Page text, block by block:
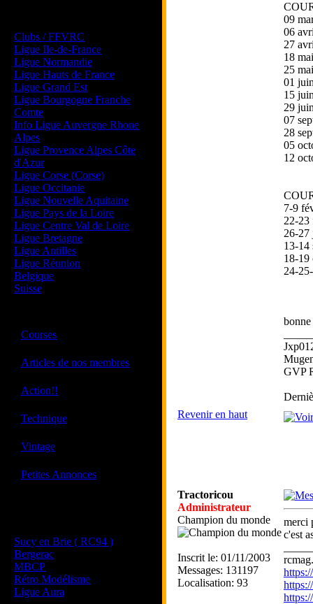
Clubs / FFVRC
Ligue Ile-de-France
Ligue Normandie
Ligue Hauts de France
Ligue Grand Est
Ligue Bourgogne Franche
Comte
Info Ligue Auvergne Rhone
Alpes
Ligue Provence Alpes Côte
d'Azur
Ligue Corse (Corse)
Ligue Occitanie
Ligue Nouvelle Aquitaine
Ligue Pays de la Loire
Ligue Centre Val de Loire
Ligue Bretagne
Ligue Antilles
Ligue Réunion
Belgique
Suisse
Courses
Articles de nos membres
Action!!
Technique
Vintage
Petites Annonces
Sucy en Brie ( RC94 )
Bergerac
MBCP
Rétro Modélisme
Ligue Aura
09
06
27
18
25
01
15
29
07
28
05
12
7-9
22-23
26-27
13-14
18-19
24-
GVP
Revenir en haut
Tractoricou
Administrateur
Champion du monde
Inscrit le: 01/11/2003
Messages: 131197
Localisation: 93
merci
c'est